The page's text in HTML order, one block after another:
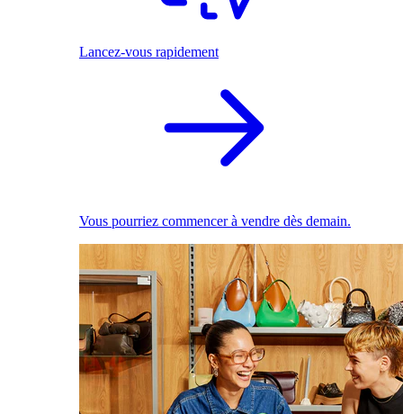
Lancez-vous rapidement
Vous pourriez commencer à vendre dès demain.